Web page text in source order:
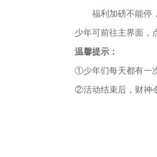
福利加磅不能停，
少年可前往主界面，
温馨提示：
①少年们每天都有一
②活动结束后，财神